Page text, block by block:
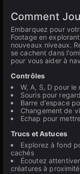
Comment
Embarquez pour
Footage en
nouveaux niveaux.
se cachent dans
pour vous aider à
Contrôles
W, A, S, D pour le
Souris pour
Barre d'espace
Changement de
Echap pour
Trucs et Astuces
Explorez à fond
cachés
Écoutez
créatures à proximité